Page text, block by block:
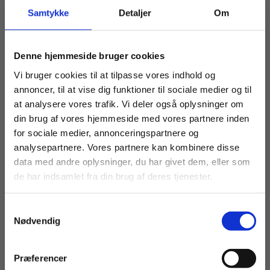
Samtykke Detaljer Om
Denne hjemmeside bruger cookies
Vi bruger cookies til at tilpasse vores indhold og
annoncer, til at vise dig funktioner til sociale medier og til
at analysere vores trafik. Vi deler også oplysninger om
din brug af vores hjemmeside med vores partnere inden
for sociale medier, annonceringspartnere og
analysepartnere. Vores partnere kan kombinere disse
data med andre oplysninger, du har givet dem, eller som
de har indsamlet fra din brug af deres tjenester.
Nødvendig
Præferencer
Regnskoven på tværs
Fra
50,00 KR.
Fra
80,00 KR.
eBog+
Køb læremidler og find masterclasses mm.
Fortsæt som:
For privatkunder og
studerende. Du får
vist priser inkl.
For institutioner og
virksomheder. Du
får vist priser ekskl.